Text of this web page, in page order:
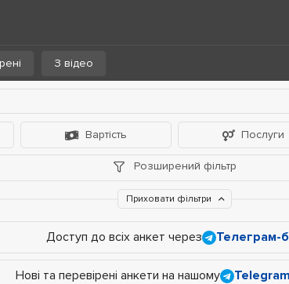
З відео
Вартість Послуги
Розширений фільтр
Приховати фільтри
Доступ до всіх анкет через Телеграм-
Нові та перевірені анкети на нашому